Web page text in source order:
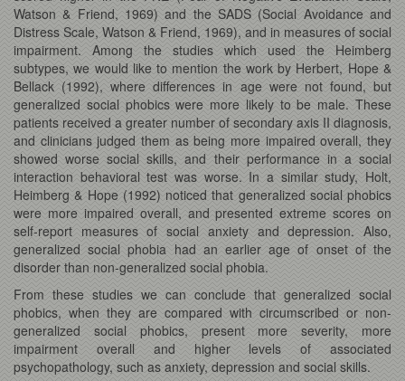
Watson & Friend, 1969) and the SADS (Social Avoidance and
Distress Scale, Watson & Friend, 1969), and in measures of social
impairment. Among the studies which used the Heimberg
subtypes, we would like to mention the work by Herbert, Hope &
Bellack (1992), where differences in age were not found, but
generalized social phobics were more likely to be male. These
patients received a greater number of secondary axis II diagnosis,
and clinicians judged them as being more impaired overall, they
showed worse social skills, and their performance in a social
interaction behavioral test was worse. In a similar study, Holt,
Heimberg & Hope (1992) noticed that generalized social phobics
were more impaired overall, and presented extreme scores on
self-report measures of social anxiety and depression. Also,
generalized social phobia had an earlier age of onset of the
disorder than non-generalized social phobia.
From these studies we can conclude that generalized social
phobics, when they are compared with circumscribed or non-
generalized social phobics, present more severity, more
impairment overall and higher levels of associated
psychopathology, such as anxiety, depression and social skills.